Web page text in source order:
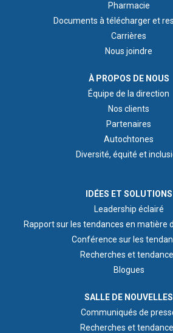
Pharmacie
Documents à télécharger et
Carrières
Nous joindre
À PROPOS DE NOUS
Équipe de la direction
Nos clients
Partenaires
Autochtones
Diversité, équité et
IDÉES ET SOLUTIONS
Leadership éclairé
Rapport sur les tendances en matière
Conférence sur les
Recherches et
Blogues
SALLE DE NOUVELLES
Communiqués de
Recherches et